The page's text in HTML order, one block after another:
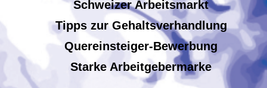
Schweizer Arbeitsmarkt
Tipps zur Gehaltsverhandlung
Quereinsteiger-Bewerbung
Starke Arbeitgebermarke